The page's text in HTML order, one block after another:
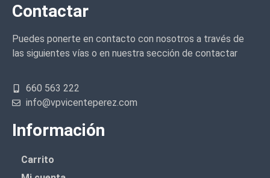
Contactar
Puedes ponerte en contacto con nosotros a través de
las siguientes vías o en nuestra sección de contactar
660 563 222
info@vpvicenteperez.com
Información
Carrito